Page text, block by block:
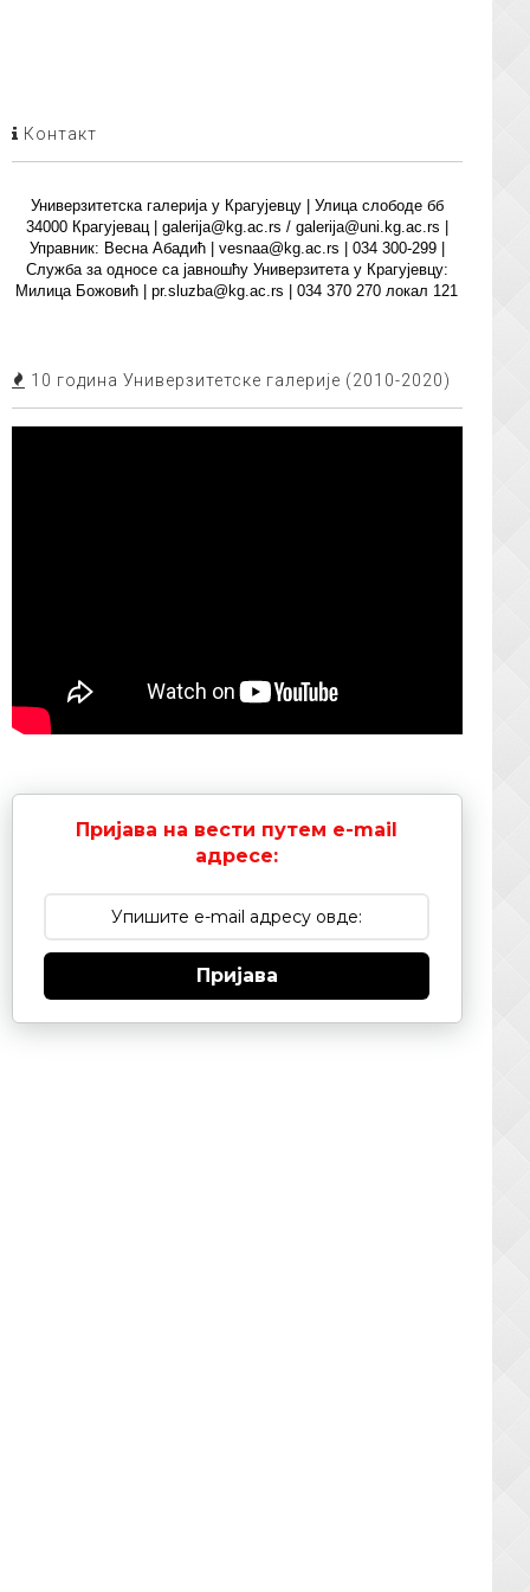
Контакт
Универзитетска галерија у Крагујевцу | Улица слободе бб
34000 Крагујевац | galerija@kg.ac.rs / galerija@uni.kg.ac.rs |
Управник: Весна Абадић | vesnaa@kg.ac.rs | 034 300-299 |
Служба за односе са јавношћу Универзитета у Крагујевцу:
Милица Божовић | pr.sluzba@kg.ac.rs | 034 370 270 локал 121
10 година Универзитетске галерије (2010-2020)
Пријава на вести путем e-mail
адресе:
Пријава